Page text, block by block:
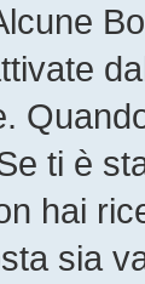
ti è
hai
sia